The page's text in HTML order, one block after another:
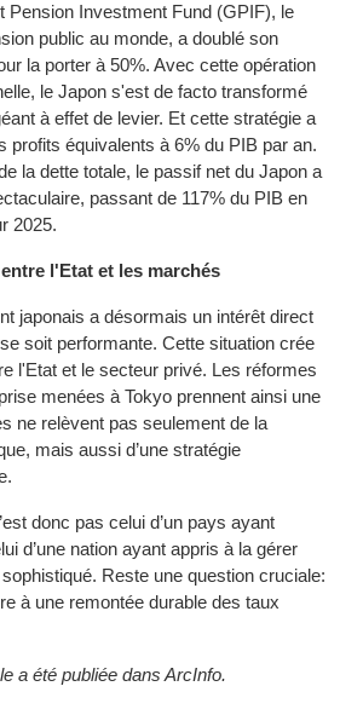
Pension Investment Fund (GPIF), le
public au monde, a doublé son
la porter à 50%. Avec cette opération
le Japon s'est de facto transformé
à effet de levier. Et cette stratégie a
profits équivalents à 6% du PIB par an.
la dette totale, le passif net du Japon a
passant de 117% du PIB en
2025.
l'Etat et les marchés
japonais a désormais un intérêt direct
soit performante. Cette situation crée
l'Etat et le secteur privé. Les réformes
menées à Tokyo prennent ainsi une
ne relèvent pas seulement de la
mais aussi d’une stratégie
donc pas celui d’un pays ayant
d’une nation ayant appris à la gérer
Reste une question cruciale:
à une remontée durable des taux
a été publiée dans ArcInfo.